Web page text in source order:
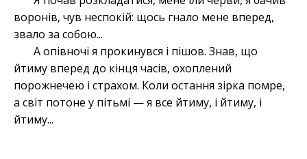
воронів, чув неспокій: щось гнало мене вперед,
звало за собою...
А опівночі я прокинувся і пішов. Знав, що
йтиму вперед до кінця часів, охоплений
порожнечею і страхом. Коли остання зірка помре,
а світ потоне у пітьмі — я все йтиму, і йтиму, і
йтиму...